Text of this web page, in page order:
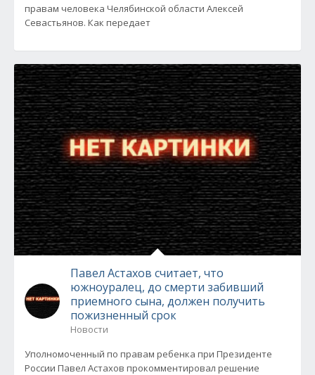
правам человека Челябинской области Алексей
Севастьянов. Как передает
Павел Астахов считает, что
южноуралец, до смерти забивший
приемного сына, должен получить
пожизненный срок
Новости
Уполномоченный по правам ребенка при Президенте
России Павел Астахов прокомментировал решение